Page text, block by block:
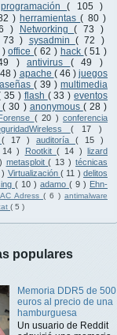
programación( 105 )
) herramientas( 80 )
) Networking( 73 )
73 ) sysadmin ( 72 )
)office( 62 ) hack ( 51 )
) antivirus ( 49 )
) apache ( 46 ) juegos
( 39 ) multimedia
35 ) flash ( 33 )eventos
( 30 ) anonymous ( 28 )
( 20 ) conferencia
( 17 )
( 17 ) auditoría ( 15 )
) Rootkit ( 14 ) lizard
metasploit( 13 ) técnicas
Virtualización ( 11 ) delitos
( 10 ) adamo ( 9 ) Ehn-
Adress ( 6 ) antimalware
( 5 )
populares
Memoria DDR5 de 500
euros al precio de una
hamburguesa
Un usuario de Reddit